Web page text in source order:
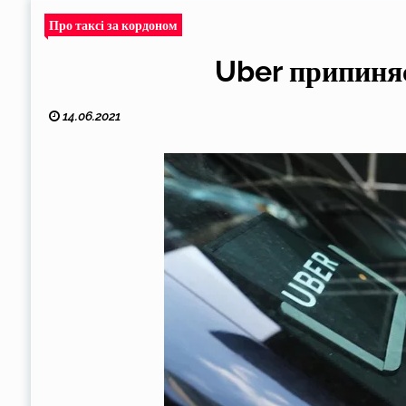
Про таксі за кордоном
Uber
14.06.2021